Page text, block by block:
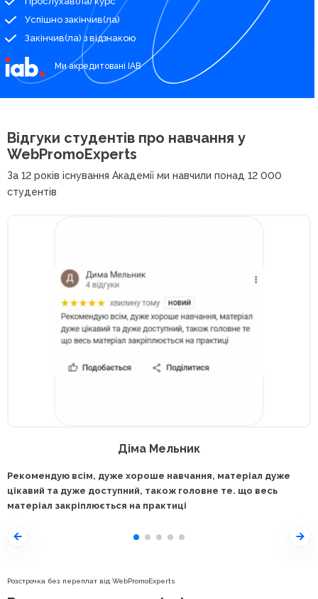
Успішно закінчив(ла)
Закінчив(ла) з відзнакою
Ми акредитовані IAB
Відгуки студентів про навчання у
WebPromoExperts
За 12 років існування Академії ми навчили понад 12 000
студентів
Діма Мельник
Рекомендую всім, дуже хороше навчання, матеріал дуже
цікавий та дуже доступний, також головне те. що весь
матеріал закріплюється на практиці
Розстрочка без переплат від WebPromoExperts